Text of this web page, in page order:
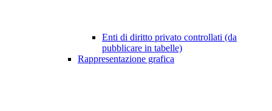
Enti di diritto privato controllati (da
pubblicare in tabelle)
Rappresentazione grafica